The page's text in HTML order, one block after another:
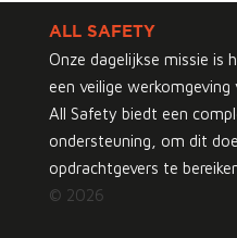
ALL SAFETY
Onze dagelijkse missie is
een veilige
All Safety biedt een
ondersteuning, om dit
opdrachtgevers te
© 2026